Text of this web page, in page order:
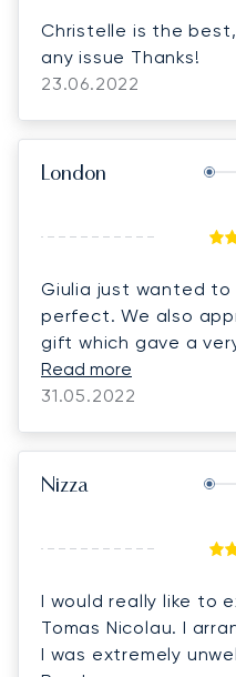
Christelle is the
any issue Thanks!
23.06.2022
London
Giulia just wanted
perfect. We also
gift which gave a
approach to business.
Read more
31.05.2022
Nizza
I would really like to
Tomas Nicolau. I
I was extremely